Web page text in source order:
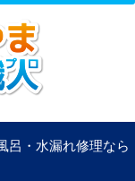
呂・水漏れ修理なら